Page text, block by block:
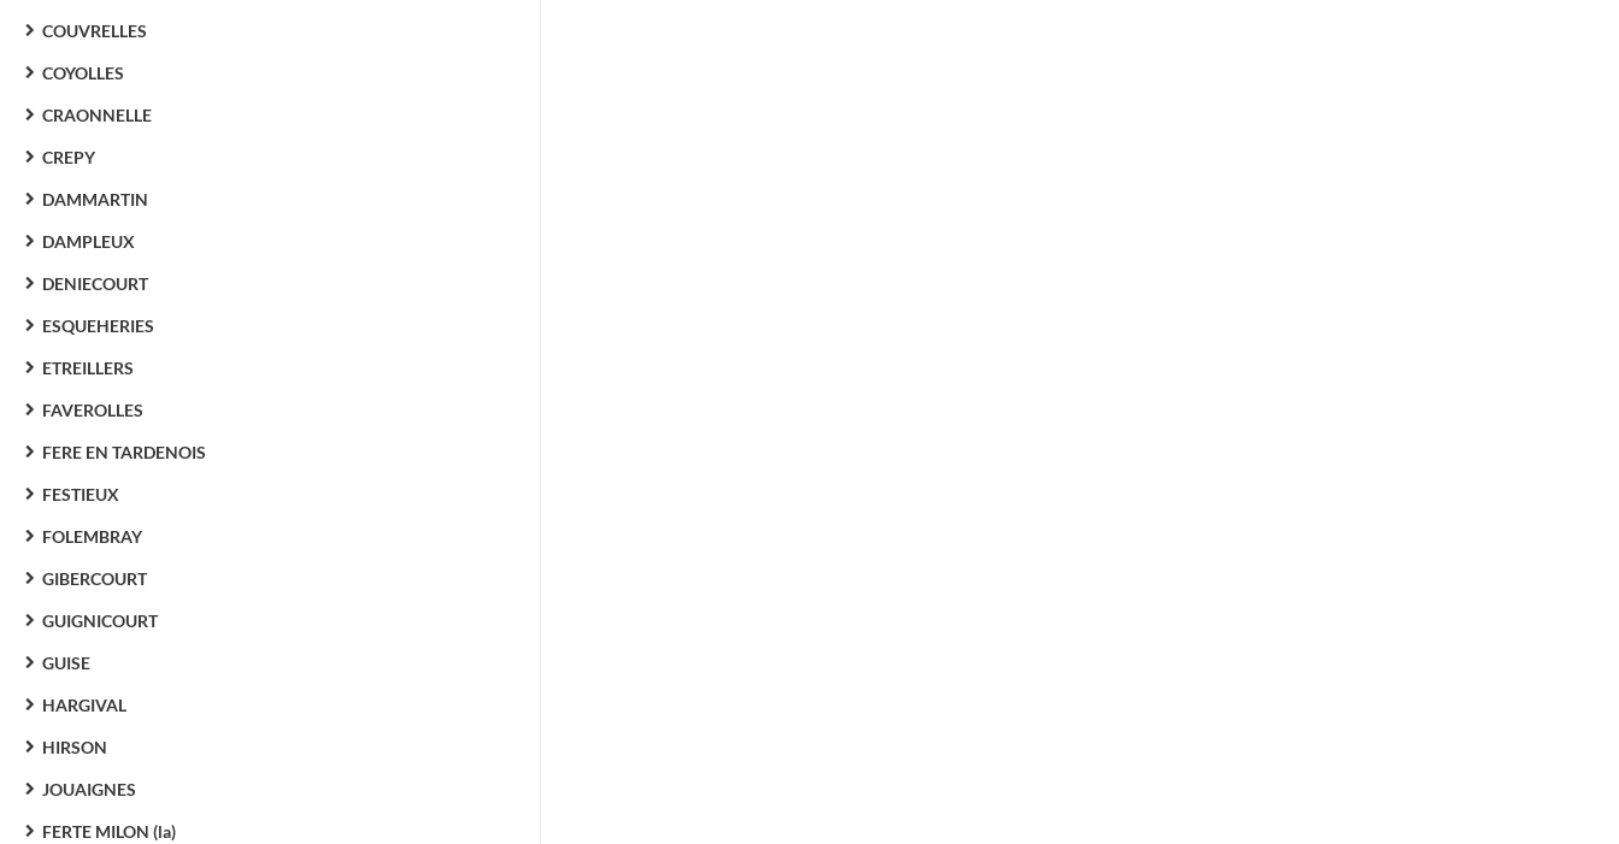
COUVRELLES
COYOLLES
CRAONNELLE
CREPY
DAMMARTIN
DAMPLEUX
DENIECOURT
ESQUEHERIES
ETREILLERS
FAVEROLLES
FERE EN TARDENOIS
FESTIEUX
FOLEMBRAY
GIBERCOURT
GUIGNICOURT
GUISE
HARGIVAL
HIRSON
JOUAIGNES
FERTE MILON (la)